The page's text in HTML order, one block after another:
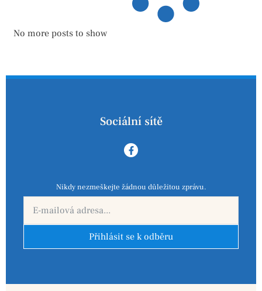
No more posts to show
Sociální sítě
Nikdy nezmeškejte žádnou důležitou zprávu.
Přihlásit se k odběru